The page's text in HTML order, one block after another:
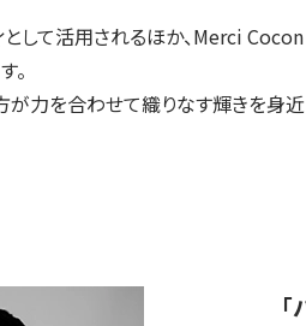
して活用されるほか、Merci
。
力を合わせて織りなす輝きを身近